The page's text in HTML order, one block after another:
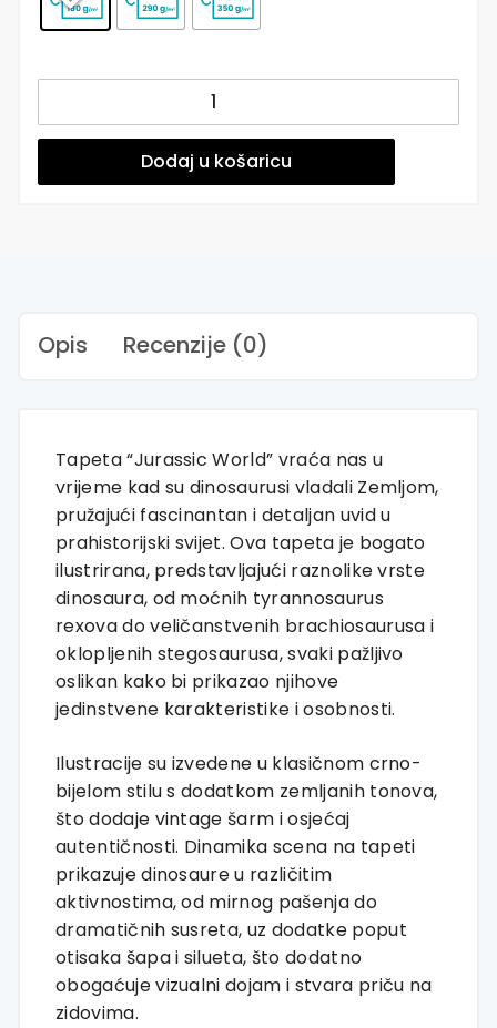
-
tapeta
Dodaj u košaricu
Opis Recenzije (0)
Tapeta “Jurassic World” vraća nas u
vrijeme kad su dinosaurusi vladali Zemljom,
pružajući fascinantan i detaljan uvid u
prahistorijski svijet. Ova tapeta je bogato
ilustrirana, predstavljajući raznolike vrste
dinosaura, od moćnih tyrannosaurus
rexova do veličanstvenih brachiosaurusa i
oklopljenih stegosaurusa, svaki pažljivo
oslikan kako bi prikazao njihove
jedinstvene karakteristike i osobnosti.
Ilustracije su izvedene u klasičnom crno-
bijelom stilu s dodatkom zemljanih tonova,
što dodaje vintage šarm i osjećaj
autentičnosti. Dinamika scena na tapeti
prikazuje dinosaure u različitim
aktivnostima, od mirnog pašenja do
dramatičnih susreta, uz dodatke poput
otisaka šapa i silueta, što dodatno
obogaćuje vizualni dojam i stvara priču na
zidovima.